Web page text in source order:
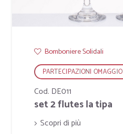
Bomboniere Solidali
PARTECIPAZIONI OMAGGIO
Cod. DE011
set 2 flutes la tipa
Scopri di più